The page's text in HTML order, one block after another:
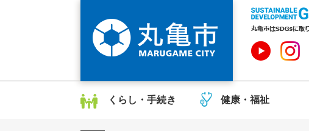
頭
飛
くらし・手続き 健康・福祉